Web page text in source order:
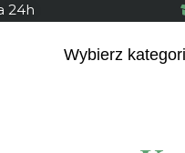
24h
Wybierz